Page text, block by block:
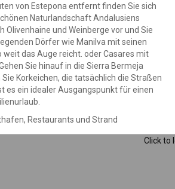
von Estepona entfernt finden Sie sich
Naturlandschaft Andalusiens
Olivenhaine und Weinberge vor und Sie
Dörfer wie Manilva mit seinen
weit das Auge reicht. oder Casares mit
Sie hinauf in die Sierra Bermeja
Korkeichen, die tatsächlich die Straßen
es ein idealer Ausgangspunkt für einen
Restaurants und Strand